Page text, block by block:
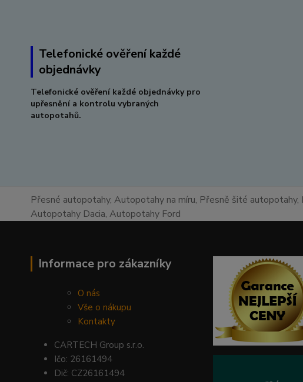
Telefonické ověření každé
objednávky
Telefonické ověření každé objednávky pro
upřesnění a kontrolu vybraných
autopotahů.
Přesné autopotahy, Autopotahy na míru, Přesně šité
Autopotahy Dacia, Autopotahy Ford
Informace pro zákazníky
O nás
Vše o nákupu
Kontakty
CARTECH Group s.r.o.
Ičo: 26161494
Dič: CZ26161494